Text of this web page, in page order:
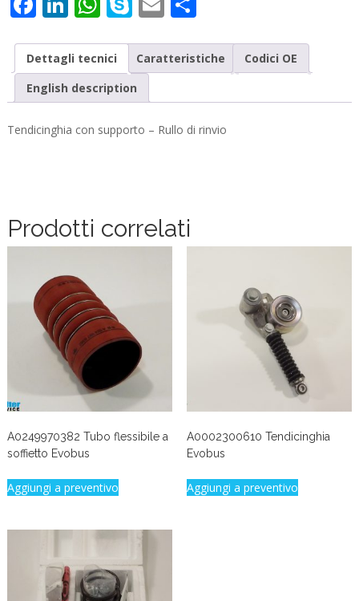
Dettagli tecnici Caratteristiche
Codici OE
English description
Tendicinghia con supporto – Rullo di rinvio
Prodotti correlati
A0249970382 Tubo flessibile a
soffietto Evobus
Aggiungi a preventivo
A0002300610 Tendicinghia
Evobus
Aggiungi a preventivo